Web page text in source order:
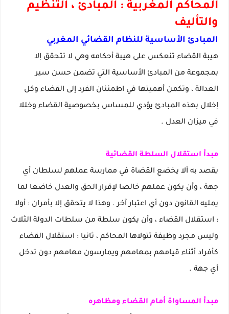
المحاكم المغربية : المبادئ ، التنظيم
والتأليف
المبادئ الأساسية للنظام القضائي المغربي
هيبة القضاء تنعكس على هيبة أحكامه وهي لا تتحقق إلا
بمجموعة من المبادئ الأساسية التي تضمن حسن سير
العدالة ، وتكمن أهميتها في اطمئنان الفرد إلى القضاء وكل
إخلال بهذه المبادئ يؤدي للمساس بخصوصية القضاء وخللا
في ميزان العدل .
مبدأ استقلال السلطة القضائية
يقصد به ألا يخضع القضاة في ممارسة عملهم لسلطان أي
جهة ، وأن يكون عملهم خالصا لإقرار الحق والعدل خاضعا لما
يمليه القانون دون أي اعتبار آخر . وهذا لا يتحقق إلا بأمران : أولا
: استقلال القضاء ، وأن يكون سلطة من سلطات الدولة الثلاث
وليس مجرد وظيفة تتولاها المحاكم ، ثانيا : استقلال القضاء
كأفراد أثناء قيامهم بمهامهم ويمارسون مهامهم دون تدخل
أي جهة .
مبدأ المساواة أمام القضاء ومظاهره